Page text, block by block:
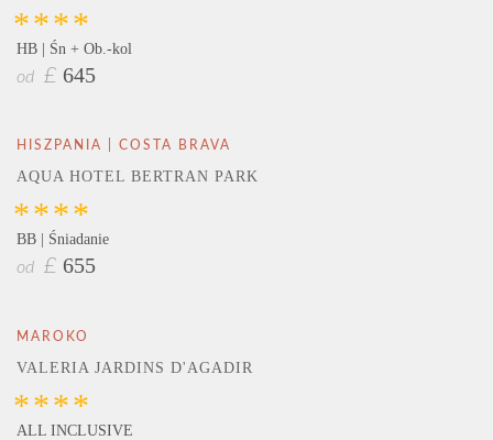
****
HB | Śn + Ob.-kol
od £ 645
HISZPANIA | COSTA BRAVA
AQUA HOTEL BERTRAN PARK
****
BB | Śniadanie
od £ 655
MAROKO
VALERIA JARDINS D'AGADIR
****
ALL INCLUSIVE